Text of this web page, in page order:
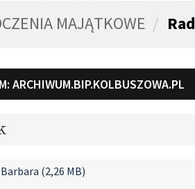
MAJĄTKOWE
ARCHIWUM.BIP.KOLBUSZOWA.PL
(2,26 MB)